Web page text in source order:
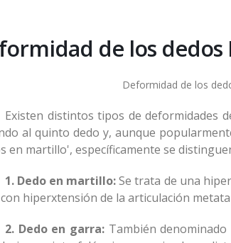
de los dedos
Existen distintos tipos de deformidades
al quinto dedo y, aunque
en martillo', específicamente se
1. Dedo en martillo:Se trata de una
hiperxtensión de la articulación
2. Dedo en garra: También